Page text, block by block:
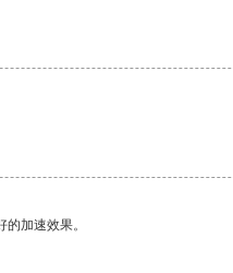
加速效果。